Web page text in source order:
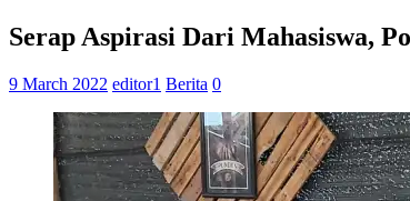
Serap Aspirasi Dari Mahasiswa,
9 March 2022 editor1 Berita 0